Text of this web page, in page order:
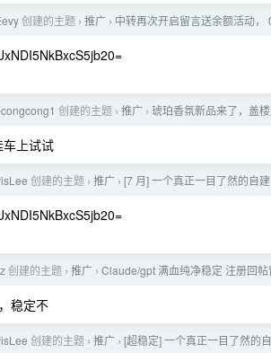
创建的主题 › 推广 › 中转再次开启留言送余额活动
创建的主题 › 推广 › 琥珀香氛新品来了，盖
上试试
创建的主题 › 推广 › [7 月] 一个真正一目了然的自
创建的主题 › 推广 › Claude/gpt 满血纯净稳定 注册回
稳定不
创建的主题 › 推广 › [超稳定] 一个真正一目了然的